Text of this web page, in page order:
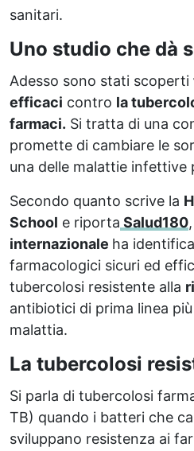
sanitari.
Uno studio che dà
Adesso sono stati scoperti
efficaci contro la
farmaci. Si tratta di una
promette di cambiare le
una delle malattie infettive
Secondo quanto scrive la
School e riporta Salud180
internazionale ha
farmacologici sicuri ed
tubercolosi resistente alla
antibiotici di prima linea
malattia.
La tubercolosi
Si parla di tubercolosi
TB) quando i batteri che
sviluppano resistenza ai